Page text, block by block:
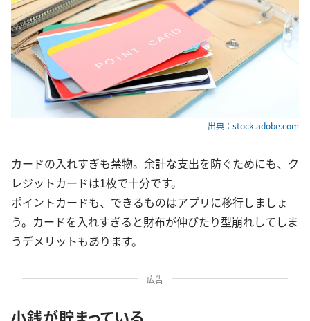
出典：stock.adobe.com
カードの入れすぎも禁物。余計な支出を防ぐためにも、ク
レジットカードは1枚で十分です。
ポイントカードも、できるものはアプリに移行しましょ
う。カードを入れすぎると財布が伸びたり型崩れしてしま
うデメリットもあります。
広告
小銭が貯まっている